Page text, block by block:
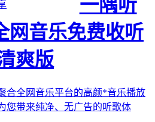
一隅听
网音乐免费收听
爽版
合全网音乐平台的高颜*音乐播放
您带来纯净、无广告的听歌体